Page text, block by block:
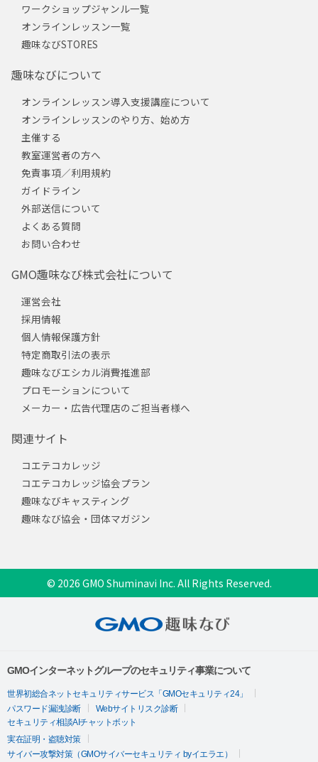
ワークショップジャンル一覧
オンラインレッスン一覧
趣味なびSTORES
趣味なびについて
オンラインレッスン導入支援講座について
オンラインレッスンのやり方、始め方
主催する
教室運営者の方へ
免責事項／利用規約
ガイドライン
外部送信について
よくある質問
お問い合わせ
GMO趣味なび株式会社について
運営会社
採用情報
個人情報保護方針
特定商取引法の表示
趣味なびエシカル消費推進部
プロモーションについて
メーカー・広告代理店のご担当者様へ
関連サイト
コエテコカレッジ
コエテコカレッジ協会プラン
趣味なびキャスティング
趣味なび協会・団体マガジン
© 2026 GMO Shuminavi Inc. All Rights Reserved.